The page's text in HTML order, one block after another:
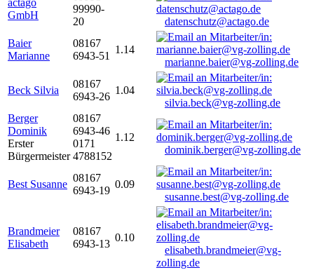
actago
GmbH
99990-
20
datenschutz@actago.de
Baier
Marianne
08167
6943-51
1.14
marianne.baier@vg-zolling.de
Beck Silvia
08167
6943-26
1.04
silvia.beck@vg-zolling.de
Berger
Dominik
Erster
Bürgermeister
08167
6943-46
0171
4788152
1.12
dominik.berger@vg-zolling.de
Best Susanne
08167
6943-19
0.09
susanne.best@vg-zolling.de
Brandmeier
Elisabeth
08167
6943-13
0.10
elisabeth.brandmeier@vg-
zolling.de